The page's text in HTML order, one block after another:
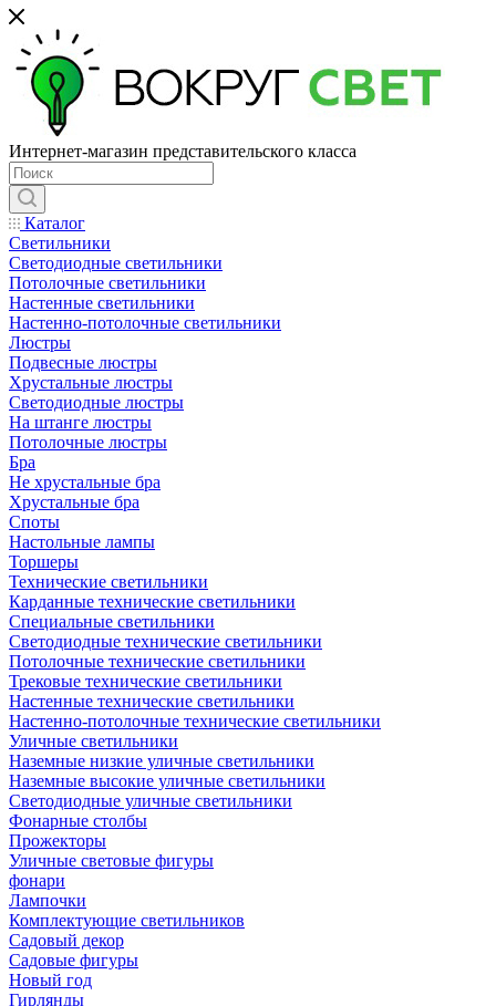
Интернет-магазин представительского класса
Каталог
Светильники
Светодиодные светильники
Потолочные светильники
Настенные светильники
Настенно-потолочные светильники
Люстры
Подвесные люстры
Хрустальные люстры
Светодиодные люстры
На штанге люстры
Потолочные люстры
Бра
Не хрустальные бра
Хрустальные бра
Споты
Настольные лампы
Торшеры
Технические светильники
Карданные технические светильники
Специальные светильники
Светодиодные технические светильники
Потолочные технические светильники
Трековые технические светильники
Настенные технические светильники
Настенно-потолочные технические светильники
Уличные светильники
Наземные низкие уличные светильники
Наземные высокие уличные светильники
Светодиодные уличные светильники
Фонарные столбы
Прожекторы
Уличные световые фигуры
фонари
Лампочки
Комплектующие светильников
Садовый декор
Садовые фигуры
Новый год
Гирлянды